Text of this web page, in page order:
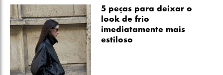
5 peças para deixar o
look de frio
imediatamente mais
estiloso